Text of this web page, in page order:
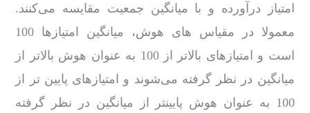
امتیاز درآورده و با میانگین جمعیت مقایسه می‌کنند.
معمولا در مقیاس ‌های هوش، میانگین امتیازها 100
است و امتیازهای بالاتر از 100 به عنوان هوش بالاتر از
میانگین در نظر گرفته می‌شوند و امتیازهای پایین ‌تر از
100 به عنوان هوش پایینتر از میانگین در نظر گرفته